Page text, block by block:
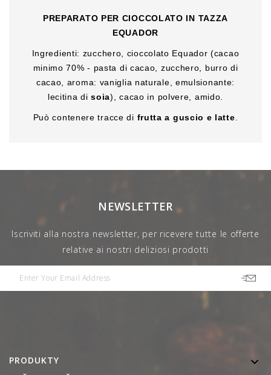
PREPARATO PER CIOCCOLATO IN TAZZA
EQUADOR
Ingredienti: zucchero, cioccolato Equador (cacao
minimo 70% - pasta di cacao, zucchero, burro di
cacao, aroma: vaniglia naturale, emulsionante:
lecitina disoia), cacao in polvere, amido.
Può contenere tracce di frutta a guscio e latte
NEWSLETTER
Iscriviti alla nostra newsletter, per ricevere tutte le offerte
relative ai nostri deliziosi prodotti
PRODUKTY 